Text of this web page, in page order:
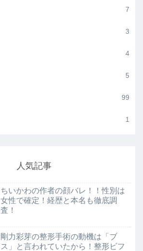
7
3
4
5
99
1
人気記事
ちいかわの作者の顔バレ！！性別は
女性で確定！経歴と本名も徹底調
査！
剛力彩芽の整形手術の動機は「ブ
ス」と言われていたから！整形ビフ